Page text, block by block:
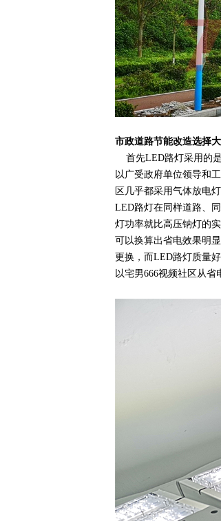
市政道路节能改造选择
首先LED路灯采用的是
以广受政府单位领导和工
区几乎都采用气体放电
LED路灯在同样道路
灯功率就比高压钠灯的实
可以换算出省电效果明显
更换，而LED路灯质量
以宅男666视频社区从省